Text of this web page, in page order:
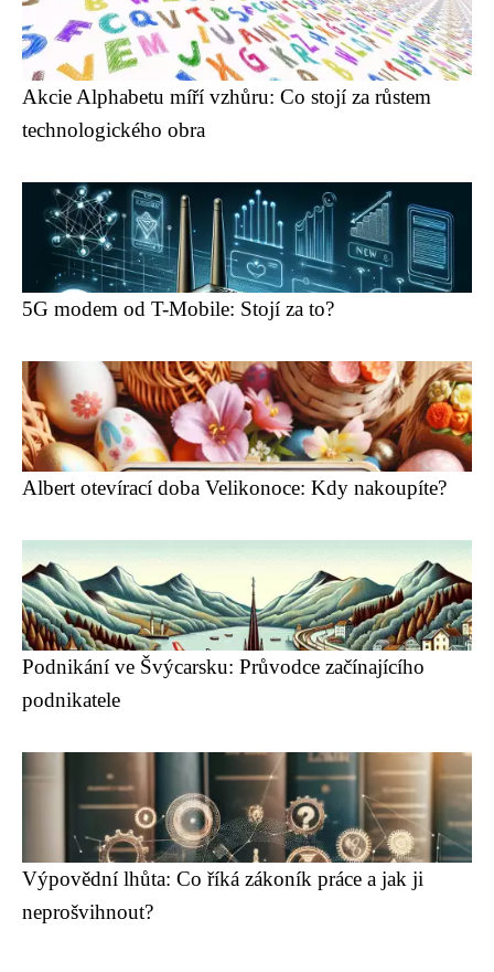
Akcie Alphabetu míří vzhůru: Co stojí za růstem
technologického obra
5G modem od T-Mobile: Stojí za to?
Albert otevírací doba Velikonoce: Kdy nakoupíte?
Podnikání ve Švýcarsku: Průvodce začínajícího
podnikatele
Výpovědní lhůta: Co říká zákoník práce a jak ji
neprošvihnout?